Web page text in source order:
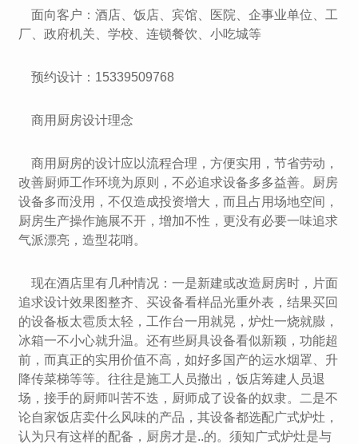
面向客户：酒店、饭店、宾馆、医院、企事业单位、工
厂、政府机关、学校、连锁餐饮、小吃城等
预约设计：15339509768
商用厨房设计理念
商用厨房的设计应以流程合理，方便实用，节省劳动，
改善厨师工作环境为原则，不必追求设备多多益善。厨房
设备多而没用，不仅造成投资增大，而且占用场地空间，
厨房生产操作施展不开，增加不性，更没有必要一味追求
气派漂亮，造型花哨。
现在酒店里有几种情况：一是新建或改造厨房时，片面
追求设计效果图整齐、买设备看样品光重外表，结果买回
的设备板太雹质太轻，工作台一用就晃，炉灶一烧就臌，
冰箱一不小心就升温。还有些厨具设备看似新颖，功能超
前，而真正的实用价值不高，如好多国产的运水烟罩、升
降传菜梯等等。往往是施工人员撤出，饭店筹建人员退
场，接手的厨师叫苦不迭，厨师成了设备的奴隶。二是不
论自家饭店卖什么风味的产品，其设备都选配广式炉灶，
认为只有这样的配备，厨房才是..的。须知广式炉灶是与